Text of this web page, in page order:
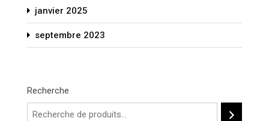
janvier 2025
septembre 2023
Recherche